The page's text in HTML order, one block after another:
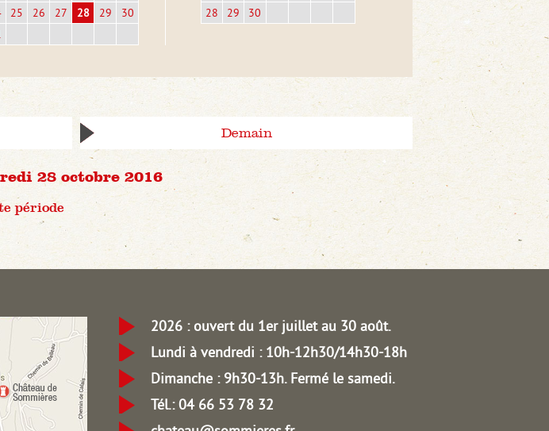
25 26 27 28 29
30
28
29 30
Demain
28 octobre 2016
période
2026 : ouvert du 1er juillet au 30 août.
Lundi à vendredi : 10h-12h30/14h30-18h
Dimanche : 9h30-13h. Fermé le samedi.
Tél.: 04 66 53 78 32